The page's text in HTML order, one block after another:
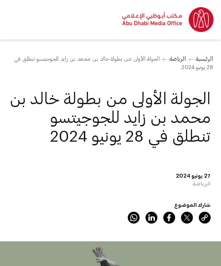
الرئيسية الرياضة
الجولة الأولى من بطولة خالد بن محمد بن زايد للجوجيتسو تنطلق في
28 يونيو 2024
27 يونيو 2024
الرياضة
الجولة الأولى من بطولة خالد بن
محمد بن زايد للجوجيتسو
تنطلق في 28 يونيو 2024
شارك الموضوع